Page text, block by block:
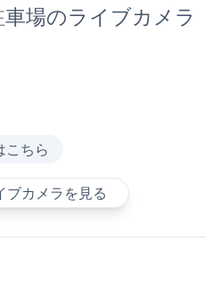
場のライブカメラ
こちら
ブカメラを見る